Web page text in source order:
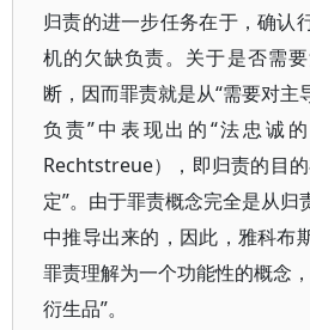
归责的进一步任务在于，确认
机的欠缺负责。关于是否需
断，因而罪责就是从“需要对主
负责”中表现出的“法忠诚
Rechtstreue），即归责的目
定”。由于罪责概念完全是从归
中推导出来的，因此，雅科布
罪责理解为一个功能性的概念
衍生品”。